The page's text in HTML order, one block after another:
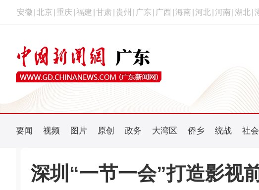
安徽 北京 重庆 福建 甘肃 贵州 广东 广西 海南 河北 河南 湖北
要闻 视频 图片 原创 政务 大湾区 侨乡 统战 社会
深圳“一节一会”打造影视